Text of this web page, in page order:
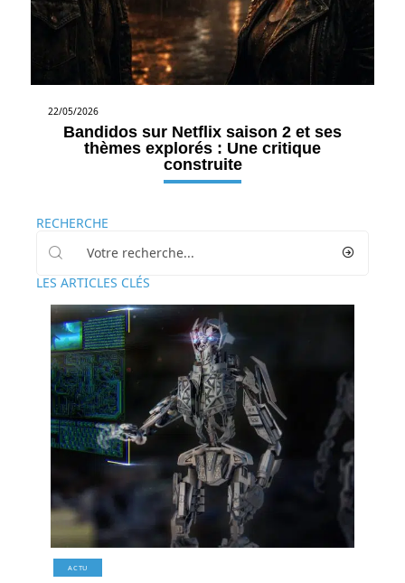
22/05/2026
Bandidos sur Netflix saison 2 et ses
thèmes explorés : Une critique
construite
RECHERCHE
LES ARTICLES CLÉS
ACTU